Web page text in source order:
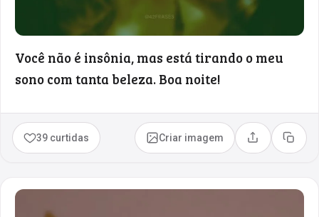
Você não é insônia, mas está tirando o meu
sono com tanta beleza. Boa noite!
39 curtidas Criar imagem Compartilhar
Copiar